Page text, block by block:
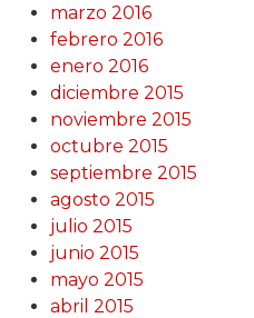
marzo 2016
febrero 2016
enero 2016
diciembre 2015
noviembre 2015
octubre 2015
septiembre 2015
agosto 2015
julio 2015
junio 2015
mayo 2015
abril 2015